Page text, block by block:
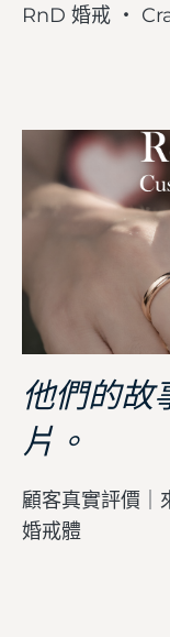
RnD 婚戒 ・
他們的故
片。
顧客真實評價｜
婚戒體